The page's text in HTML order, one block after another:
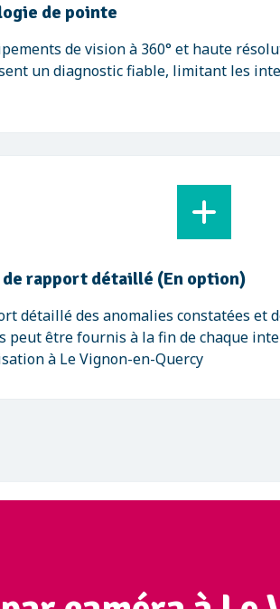
de pointe
de vision à 360° et haute
un diagnostic fiable, limitant les
rapport détaillé (En option)
détaillé des anomalies constatées et
peut être fournis à la fin de chaque
à Le Vignon-en-Quercy